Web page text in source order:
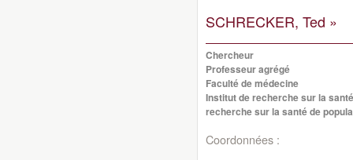
SCHRECKER, Ted »
Chercheur
Professeur agrégé
Faculté de médecine
Institut de recherche sur la
recherche sur la santé de
Coordonnées :